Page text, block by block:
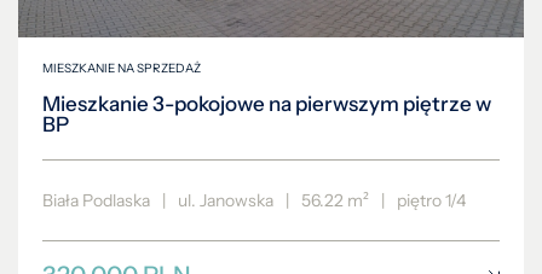
MIESZKANIE NA SPRZEDAŻ
Mieszkanie 3-pokojowe na pierwszym piętrze w
BP
Biała Podlaska | ul. Janowska | 56.22 m² | piętro 1/4